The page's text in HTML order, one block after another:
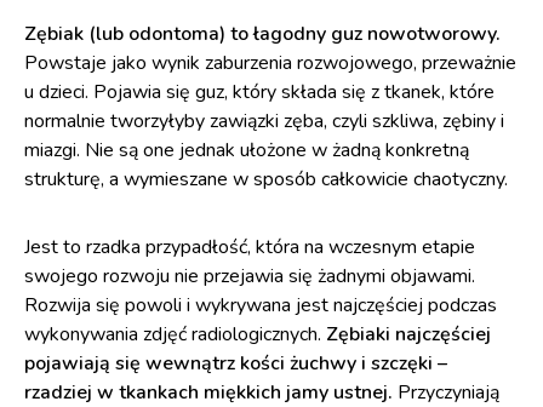
Zębiak (lub odontoma) to łagodny guz nowotworowy.
Powstaje jako wynik zaburzenia rozwojowego, przeważnie
u dzieci. Pojawia się guz, który składa się z tkanek, które
normalnie tworzyłyby zawiązki zęba, czyli szkliwa, zębiny i
miazgi. Nie są one jednak ułożone w żadną konkretną
strukturę, a wymieszane w sposób całkowicie chaotyczny.
Jest to rzadka przypadłość, która na wczesnym etapie
swojego rozwoju nie przejawia się żadnymi objawami.
Rozwija się powoli i wykrywana jest najczęściej podczas
wykonywania zdjęć radiologicznych. Zębiaki najczęściej
pojawiają się wewnątrz kości żuchwy i szczęki –
rzadziej w tkankach miękkich jamy ustnej. Przyczyniają